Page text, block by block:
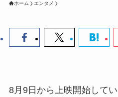
ホーム エンタメ
8月9日から上映開始して